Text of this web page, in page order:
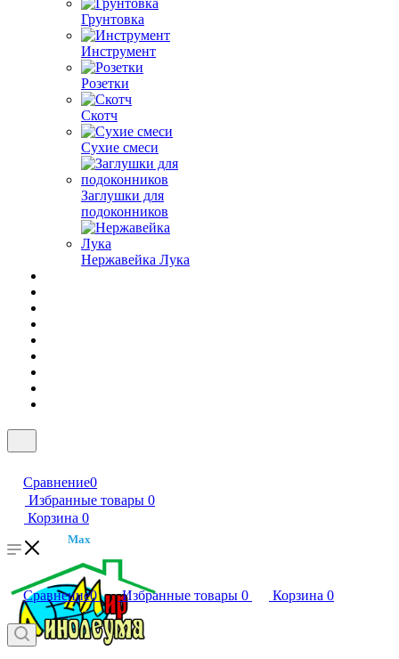
Грунтовка
Инструмент
Розетки
Скотч
Сухие смеси
Заглушки для
подоконников
Нержавейка Лука
Сравнение0
Избранные товары 0
Корзина 0
Max
Сравнение0 Избранные товары 0 Корзина 0